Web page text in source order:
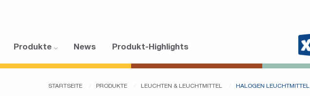
Produkte News Produkt-Highlights
STARTSEITE PRODUKTE LEUCHTEN & LEUCHTMITTEL HALOGEN LEUCHTMITTEL